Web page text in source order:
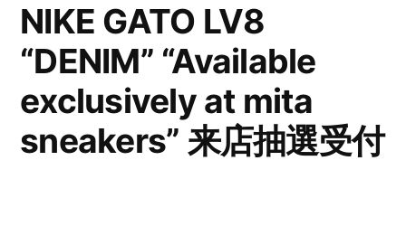
NIKE GATO LV8
“DENIM” “Available
exclusively at mita
sneakers” 来店抽選受付